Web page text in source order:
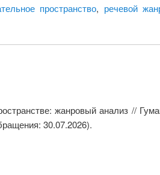
пространство, речевой
жанровый анализ //
30.07.2026).